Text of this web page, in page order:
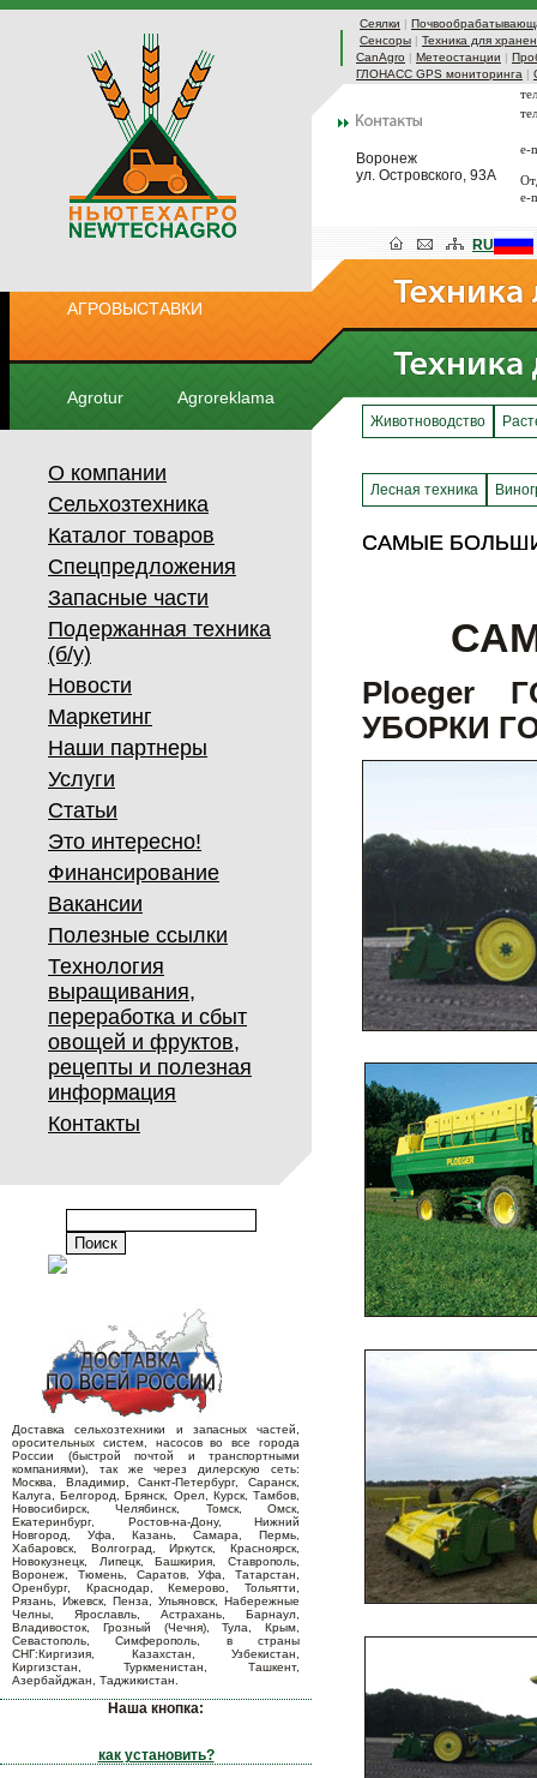
Сеялки |
Сенсоры | Техника для
CanAgro | Метеостанции |
ГЛОНАСС GPS мониторинга |
Воронеж
ул. Островского, 93А
e-
e-
АГРОВЫСТАВКИ
Agrotur Agroreklama
RU
О компании
Сельхозтехника
Каталог товаров
Спецпредложения
Запасные части
Подержанная техника
(б/у)
Новости
Маркетинг
Наши партнеры
Услуги
Статьи
Это интересно!
Финансирование
Вакансии
Полезные ссылки
Технология
выращивания,
переработка и сбыт
овощей и фруктов,
рецепты и полезная
информация
Контакты
Доставка сельхозтехники и запасных частей,
оросительных систем, насосов во все города
России (быстрой почтой и транспортными
компаниями), так же через дилерскую сеть:
Москва, Владимир, Санкт-Петербург, Саранск,
Калуга, Белгород, Брянск, Орел, Курск, Тамбов,
Новосибирск, Челябинск, Томск, Омск,
Екатеринбург, Ростов-на-Дону, Нижний
Новгород, Уфа, Казань, Самара, Пермь,
Хабаровск, Волгоград, Иркутск, Красноярск,
Новокузнецк, Липецк, Башкирия, Ставрополь,
Воронеж, Тюмень, Саратов, Уфа, Татарстан,
Оренбург, Краснодар, Кемерово, Тольятти,
Рязань, Ижевск, Пенза, Ульяновск, Набережные
Челны, Ярославль, Астрахань, Барнаул,
Владивосток, Грозный (Чечня), Тула, Крым,
Севастополь, Симферополь, в страны
СНГ:Киргизия, Казахстан, Узбекистан,
Киргизстан, Туркменистан, Ташкент,
Азербайджан, Таджикистан.
Наша кнопка:
как установить?
Животноводство
Лесная техника
САМЫЕ
САМЫЕ
Ploeger
УБОРКИ